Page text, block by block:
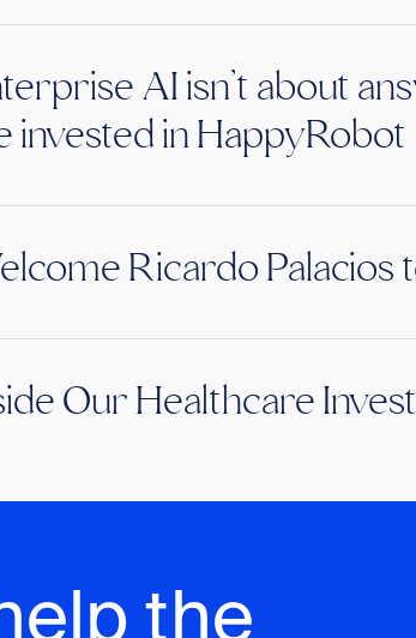
AI isn’t about
invested in HappyRobot
Ricardo Palacios
Our Healthcare
the